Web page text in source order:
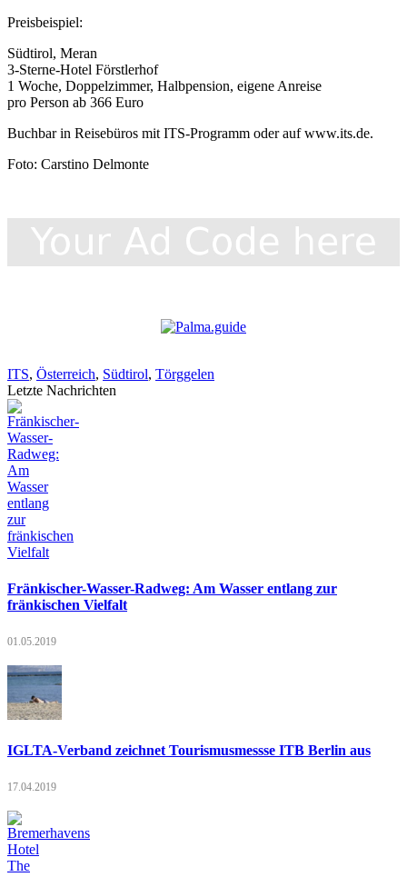
Preisbeispiel:
Südtirol, Meran
3-Sterne-Hotel Förstlerhof
1 Woche, Doppelzimmer, Halbpension, eigene Anreise
pro Person ab 366 Euro
Buchbar in Reisebüros mit ITS-Programm oder auf www.its.de.
Foto: Carstino Delmonte
ITS, Österreich, Südtirol, Törggelen
Letzte Nachrichten
Fränkischer-Wasser-Radweg: Am Wasser entlang zur
fränkischen Vielfalt
01.05.2019
IGLTA-Verband zeichnet Tourismusmessse ITB Berlin aus
17.04.2019